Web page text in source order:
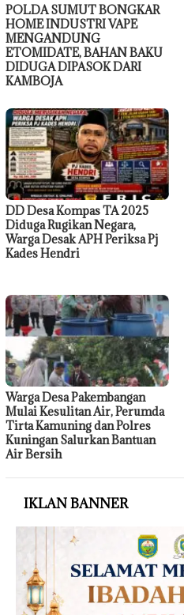
POLDA SUMUT BONGKAR
HOME INDUSTRI VAPE
MENGANDUNG
ETOMIDATE, BAHAN BAKU
DIDUGA DIPASOK DARI
KAMBOJA
DD Desa Kompas TA 2025
Diduga Rugikan Negara,
Warga Desak APH Periksa Pj
Kades Hendri
Warga Desa Pakembangan
Mulai Kesulitan Air, Perumda
Tirta Kamuning dan Polres
Kuningan Salurkan Bantuan
Air Bersih
IKLAN BANNER